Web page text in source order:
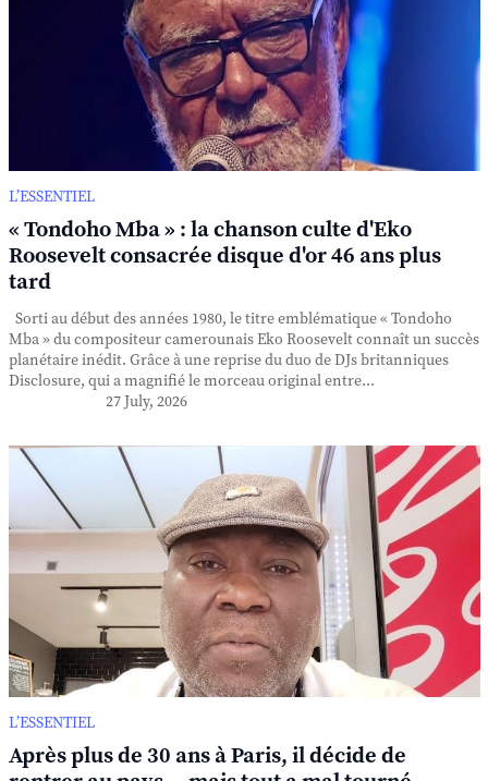
L’ESSENTIEL
« Tondoho Mba » : la chanson culte d'Eko
Roosevelt consacrée disque d'or 46 ans plus
tard
Sorti au début des années 1980, le titre emblématique « Tondoho
Mba » du compositeur camerounais Eko Roosevelt connaît un succès
planétaire inédit. Grâce à une reprise du duo de DJs britanniques
Disclosure, qui a magnifié le morceau original entre...
27 July, 2026
L’ESSENTIEL
Après plus de 30 ans à Paris, il décide de